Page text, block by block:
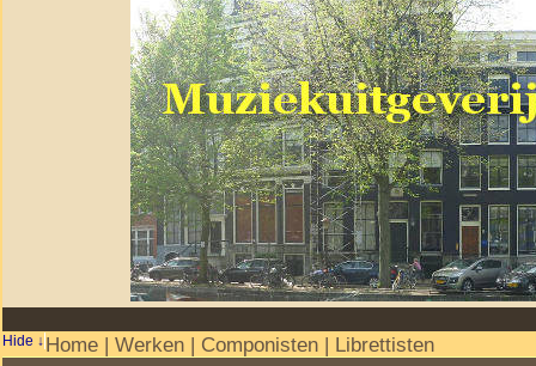
Home | Werken | Componisten | Librettisten